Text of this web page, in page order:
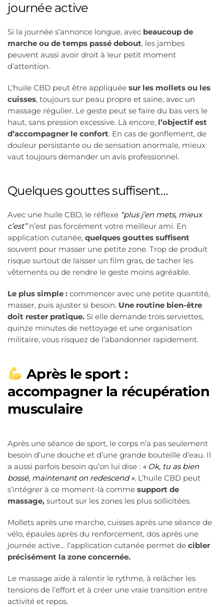
journée active
Si la journée s’annonce longue, avec beaucoup de
marche ou de temps passé debout, les jambes
peuvent aussi avoir droit à leur petit moment
d’attention.
L’huile CBD peut être appliquée sur les mollets ou les
cuisses, toujours sur peau propre et saine, avec un
massage régulier. Le geste peut se faire du bas vers le
haut, sans pression excessive. Là encore, l’objectif est
d’accompagner le confort. En cas de gonflement, de
douleur persistante ou de sensation anormale, mieux
vaut toujours demander un avis professionnel.
Quelques gouttes suffisent…
Avec une huile CBD, le réflexe “plus j’en mets, mieux
c’est”n’est pas forcément votre meilleur ami. En
application cutanée, quelques gouttes suffisent
souvent pour masser une petite zone. Trop de produit
risque surtout de laisser un film gras, de tacher les
vêtements ou de rendre le geste moins agréable.
Le plus simple : commencer avec une petite quantité,
masser, puis ajuster si besoin. Une routine bien-être
doit rester pratique. Si elle demande trois serviettes,
quinze minutes de nettoyage et une organisation
militaire, vous risquez de l’abandonner rapidement.
Après le sport :
accompagner la récupération
musculaire
Après une séance de sport, le corps n’a pas seulement
besoin d’une douche et d’une grande bouteille d’eau. Il
a aussi parfois besoin qu’on lui dise : « Ok, tu as bien
bossé, maintenant on redescend ». L’huile CBD peut
s’intégrer à ce moment-là comme support de
massage, surtout sur les zones les plus sollicitées.
Mollets après une marche, cuisses après une séance de
vélo, épaules après du renforcement, dos après une
journée active… l’application cutanée permet de cibler
précisément la zone concernée.
Le massage aide à ralentir le rythme, à relâcher les
tensions de l’effort et à créer une vraie transition entre
activité et repos.